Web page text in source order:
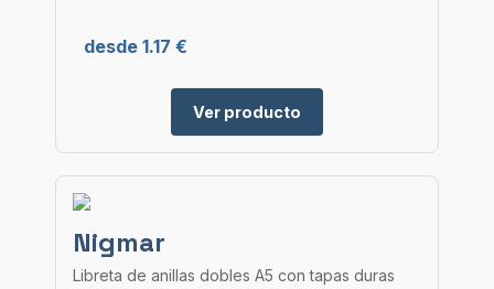
desde 1.17 €
Ver producto
Nigmar
Libreta de anillas dobles A5 con tapas duras